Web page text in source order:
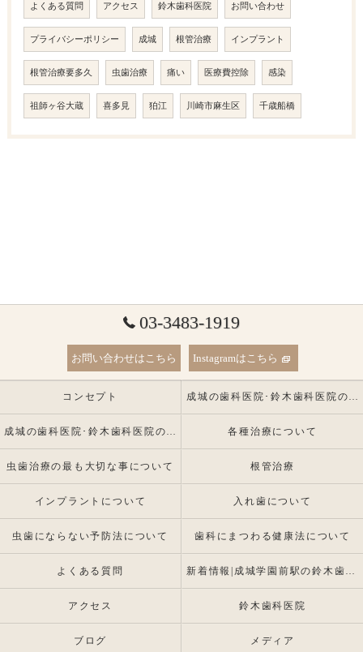
よくある質問 アクセス 鈴木歯科医院 お問い合わせ
プライバシーポリシー 成城 根管治療 インプラント
根管治療要多久 虫歯治療 痛い 医療費控除 感染
祖師ヶ谷大蔵 喜多見 狛江 川崎市麻生区 千歳船橋
03-3483-1919
お問い合わせはこちら Instagramはこちら
コンセプト 成城の歯科医院･鈴木歯科医院の口コミ情報
成城の歯科医院･鈴木歯科医院の患者様の声 各種治療について
虫歯治療の最も大切な事について 根管治療
インプラントについて 入れ歯について
虫歯にならない予防法について 歯科にまつわる健康法について
よくある質問 新着情報|成城学園前駅の鈴木歯科医院 |インプラント・入れ歯専門
アクセス 鈴木歯科医院
ブログ メディア